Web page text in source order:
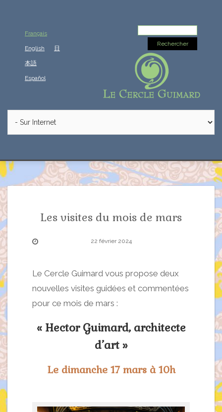
Français
English 日
本語
Español
Les visites du mois de mars
22 février 2024
Le Cercle Guimard vous propose deux
nouvelles visites guidées et commentées
pour ce mois de mars :
« Hector Guimard, architecte
d’art »
Le dimanche 17 mars à 10h